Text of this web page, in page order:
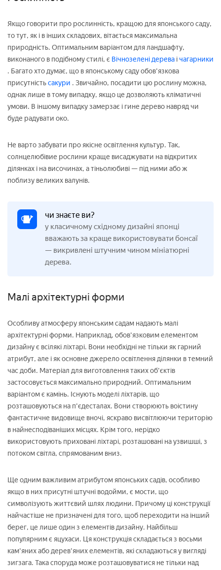
Якщо говорити про рослинність, кращою для японського саду,
то тут, як і в інших складових, вітається максимальна
природність. Оптимальним варіантом для ландшафту,
виконаного в подібному стилі, є Вічнозелені дерева і чагарники
. Багато хто думає, що в японському саду обов'язкова
присутністьсакури . Звичайно, посадити цю рослину можна,
однак лише в тому випадку, якщо це дозволяють кліматичні
умови. В іншому випадку замерзає і гине дерево навряд чи
буде радувати око.
Не варто забувати про якісне освітлення культур. Так,
солнцелюбівие рослини краще висаджувати на відкритих
ділянках і на височинах, а тіньолюбиві — під ними або ж
поблизу великих валунів.
чи знаєте ви?
у класичному східному дизайні японці
вважають за краще використовувати бонсаї
— викривлені штучним чином мініатюрні
дерева.
Малі архітектурні форми
Особливу атмосферу японським садам надають малі
архітектурні форми. Наприклад, обов'язковим елементом
дизайну є всілякі ліхтарі. Вони необхідні не тільки як гарний
атрибут, але і як основне джерело освітлення ділянки в темний
час доби. Матеріал для виготовлення таких об'єктів
застосовується максимально природний. Оптимальним
варіантом є камінь. Існують моделі ліхтарів, що
розташовуються на п'єдесталах. Вони створюють воістину
фантастичне видовище вночі, яскраво висвітлюючи територію
в найнесподіваніших місцях. Крім того, нерідко
використовують приховані ліхтарі, розташовані на узвишші, з
потоком світла, спрямованим вниз.
Ще одним важливим атрибутом японських садів, особливо
якщо в них присутні штучні водойми, є мости, що
символізують життєвий шлях людини. Причому ці конструкції
найчастіше не призначені для того, щоб переходити на інший
берег, це лише один з елементів дизайну. Найбільш
популярним є яцухаси. Ця конструкція складається з восьми
кам'яних або дерев'яних елементів, які складаються у вигляді
зигзага. Така споруда може розташовуватися не тільки над